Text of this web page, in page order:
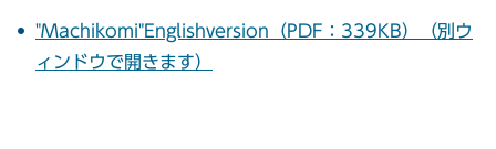
"Machikomi"Englishversion（PDF：339KB）（別ウ
ィンドウで開きます）